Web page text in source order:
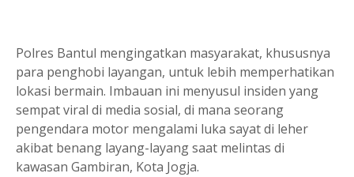
Polres Bantul mengingatkan masyarakat, khususnya
para penghobi layangan, untuk lebih memperhatikan
lokasi bermain. Imbauan ini menyusul insiden yang
sempat viral di media sosial, di mana seorang
pengendara motor mengalami luka sayat di leher
akibat benang layang-layang saat melintas di
kawasan Gambiran, Kota Jogja.